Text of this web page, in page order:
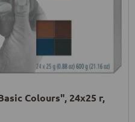
Colours", 24х25 г,